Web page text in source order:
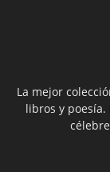
La mejor
libros y